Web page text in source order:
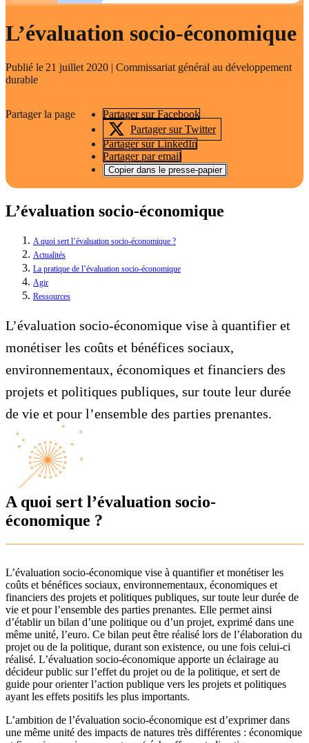
L’évaluation socio-économique
Publié le 21 juillet 2020 | Commissariat général au développement
durable
Partager la page
Partager sur Facebook
Partager sur Twitter
Partager sur LinkedIn
Partager par email
Copier dans le presse-papier
L’évaluation socio-économique
A quoi sert l’évaluation socio-économique ?
Actualités
La pratique de l’évaluation socio-économique
Agir
Ressources
L’évaluation socio-économique vise à quantifier et
monétiser les coûts et bénéfices sociaux,
environnementaux, économiques et financiers des
projets et politiques publiques, sur toute leur durée
de vie et pour l’ensemble des parties prenantes.
A quoi sert l’évaluation socio-
économique ?
L’évaluation socio-économique vise à quantifier et monétiser les
coûts et bénéfices sociaux, environnementaux, économiques et
financiers des projets et politiques publiques, sur toute leur durée de
vie et pour l’ensemble des parties prenantes. Elle permet ainsi
d’établir un bilan d’une politique ou d’un projet, exprimé dans une
même unité, l’euro. Ce bilan peut être réalisé lors de l’élaboration du
projet ou de la politique, durant son existence, ou une fois celui-ci
réalisé. L’évaluation socio-économique apporte un éclairage au
décideur public sur l’effet du projet ou de la politique, et sert de
guide pour orienter l’action publique vers les projets et politiques
ayant les effets positifs les plus importants.
L’ambition de l’évaluation socio-économique est d’exprimer dans
une même unité des impacts de natures très différentes : économique